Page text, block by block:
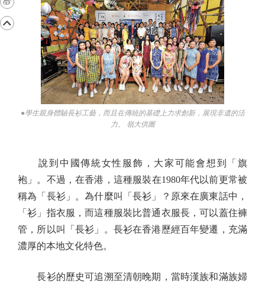
●學生親身體驗長衫工藝，而且在傳統的基礎上力求創新，展現非遺的活
力。 嶺大供圖
說到中國傳統女性服飾，大家可能會想到「旗
袍」。不過，在香港，這種服裝在1980年代以前更常被
稱為「長衫」。為什麼叫「長衫」？原來在廣東話中，
「衫」指衣服，而這種服裝比普通衣服長，可以蓋住褲
管，所以叫「長衫」。長衫在香港歷經百年變遷，充滿
濃厚的本地文化特色。
長衫的歷史可追溯至清朝晚期，當時漢族和滿族婦